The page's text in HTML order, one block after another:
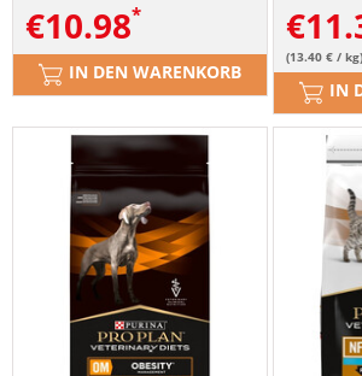
€10.98
IN DEN WARENKORB
€
(13.40 € / kg)
IN